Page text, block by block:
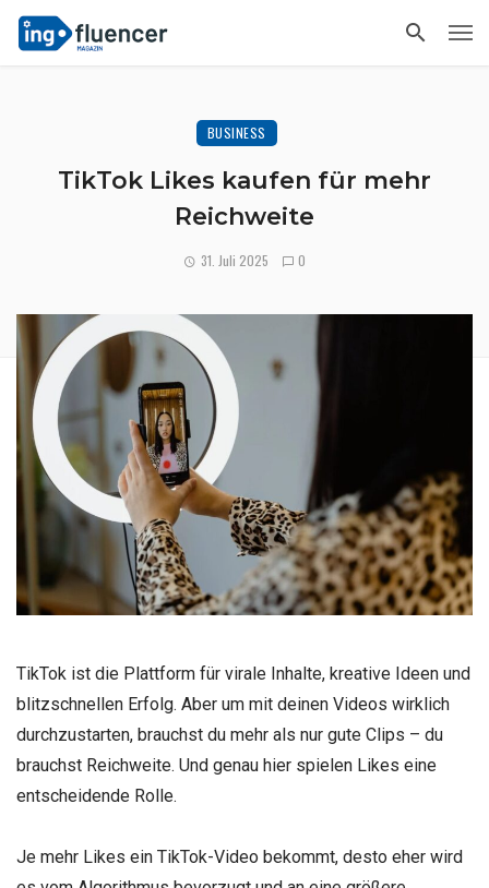
BUSINESS
TikTok Likes kaufen für mehr
Reichweite
31. Juli 2025 0
TikTok ist die Plattform für virale Inhalte, kreative Ideen und
blitzschnellen Erfolg. Aber um mit deinen Videos wirklich
durchzustarten, brauchst du mehr als nur gute Clips – du
brauchst Reichweite. Und genau hier spielen Likes eine
entscheidende Rolle.
Je mehr Likes ein TikTok-Video bekommt, desto eher wird